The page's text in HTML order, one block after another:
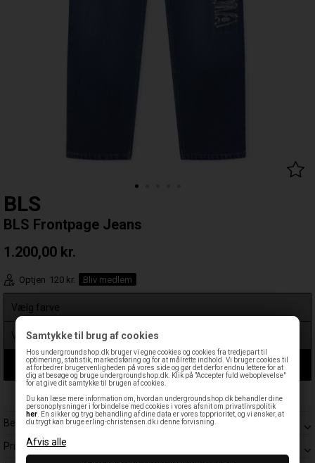
Samtykke til brug af cookies
Hos undergroundshop.dk bruger vi egne cookies og cookies fra tredjepart til
optimering, statistik, markedsføring og for at målrette indhold. Vi bruger cookies til
at forbedrer brugervenligheden på vores side og gør det derfor endnu lettere for at
dig at besøge og bruge undergroundshop.dk. Klik på "Accepter fuld weboplevelse"
for at give dit samtykke til brugen af cookies.
Du kan læse mere information om, hvordan undergroundshop.dk behandler dine
personoplysninger i forbindelse med cookies i vores afsnit om privatlivspolitik
her . En sikker og tryg behandling af dine data er vores topprioritet, og vi ønsker, at
du trygt kan bruge erling-christensen.dk i denne forvisning.
BLS
BLS Frontpage Jeans
1.200,00 kr.
Optjen 120 kr. Bliv medlem
LÆG I KURV
Leveringstid: 1-3 hverdage
Beskrivelse
Prisgaranti